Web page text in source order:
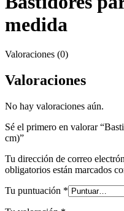
medida
Valoraciones (0)
Valoraciones
No hay valoraciones aún.
Sé el primero en valorar
cm)”
Tu dirección de correo
obligatorios están marcados
Tu puntuación *